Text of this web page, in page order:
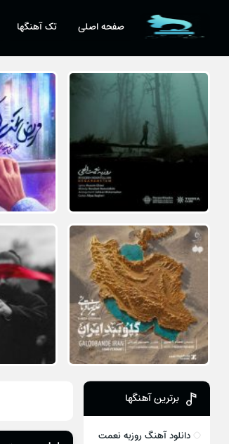
صفحه اصلی تک آهنگها
برترین آهنگها
دانلود آهنگ روزبه نعمت